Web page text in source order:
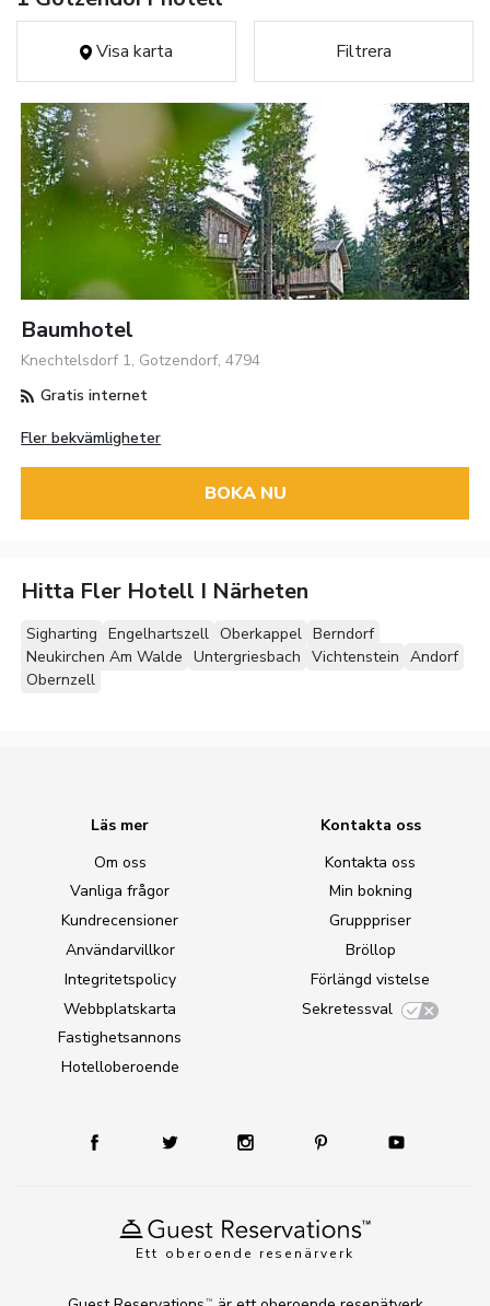
Visa karta Filtrera
Baumhotel
Knechtelsdorf 1, Gotzendorf, 4794
Gratis internet
Fler bekvämligheter
BOKA NU
Hitta Fler Hotell I Närheten
Sigharting Engelhartszell Oberkappel Berndorf
Neukirchen Am Walde Untergriesbach Vichtenstein Andorf
Obernzell
Ett oberoende resenärverk
Läs mer
Om oss
Vanliga frågor
Kundrecensioner
Användarvillkor
Integritetspolicy
Webbplatskarta
Fastighetsannons
Hotelloberoende
Kontakta oss
Kontakta oss
Min bokning
Grupppriser
Bröllop
Förlängd vistelse
Sekretessval
TM